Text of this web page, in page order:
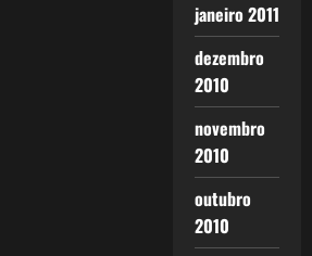
janeiro 2011
dezembro
2010
novembro
2010
outubro
2010